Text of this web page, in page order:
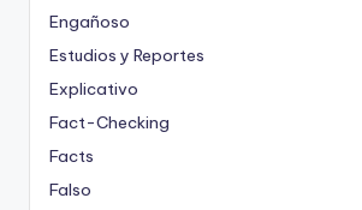
Engañoso
Estudios y Reportes
Explicativo
Fact-Checking
Facts
Falso